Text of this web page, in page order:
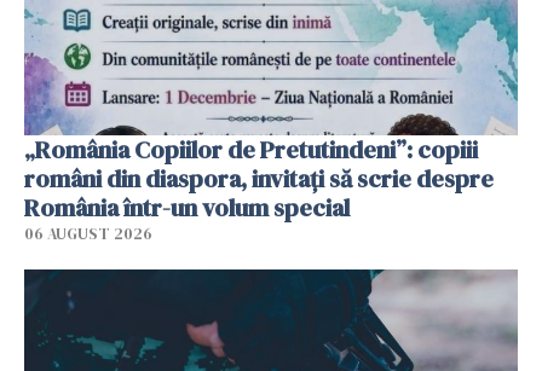
„România Copiilor de Pretutindeni”: copiii
români din diaspora, invitați să scrie despre
România într-un volum special
06 AUGUST 2026